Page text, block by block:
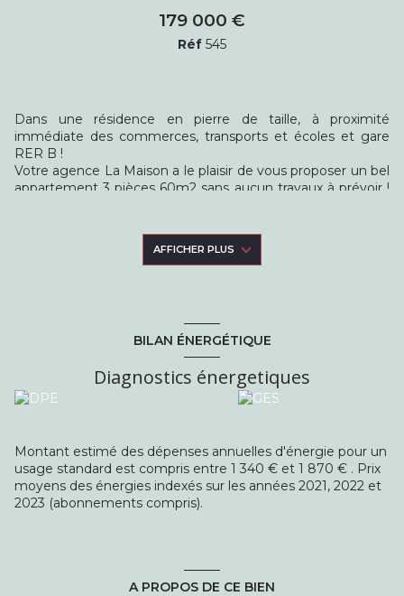
179 000 €
Réf 545
Dans une résidence en pierre de taille, à proximité
immédiate des commerces, transports et écoles et gare
RER B !
Votre agence La Maison a le plaisir de vous proposer un bel
appartement 3 pièces 60m2 sans aucun travaux à prévoir !
belle cuisine ouverte aménagée et équipée, deux
chambres ainsi qu'une salle d'eau avec WC séparé. Une
indexés au 1er janvier 2021).
Risques : Les informations sur les risques auxquels ce bien
est exposé sont disponibles sur le site
www.georisques.gouv.fr.
Annonce difusée par Sebastien Lamy, collaborateur salarié
la CCI Paris Ile-de-France. raison social SARL La Maison -
Transactions Immobilières, au capital de 1000€,
immatriculée au RCS de Bobigny sous le numéro 823 238
886. Siège social : 3 rue du Onze Novembre, 93600 Aulnay-
sous-Bois.
AFFICHER PLUS
BILAN ÉNERGÉTIQUE
Diagnostics énergetiques
Montant estimé des dépenses annuelles d'énergie pour un
usage standard est compris entre 1 340 € et 1 870 € . Prix
moyens des énergies indexés sur les années 2021, 2022 et
2023 (abonnements compris).
A PROPOS DE CE BIEN